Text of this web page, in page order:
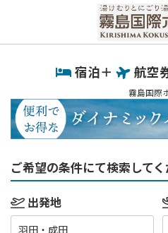
宿泊＋ 航空
霧島国際
ご希望の条件にて検索して
出発地
羽田・成田